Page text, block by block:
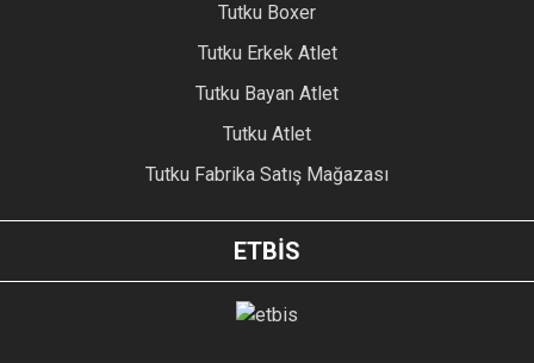
Tutku Boxer
Tutku Erkek Atlet
Tutku Bayan Atlet
Tutku Atlet
Tutku Fabrika Satış Mağazası
ETBİS